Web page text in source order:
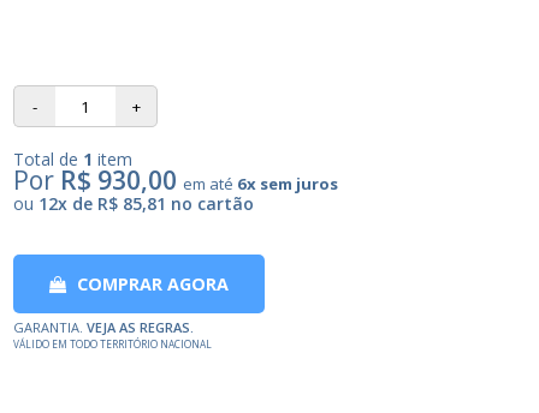
- +
Total de 1 item
Por R$ 930,00 em até 6x sem juros
ou 12x de R$ 85,81 no cartão
COMPRAR AGORA
GARANTIA.VEJA AS REGRAS.
VÁLIDO EM TODO TERRITÓRIO NACIONAL